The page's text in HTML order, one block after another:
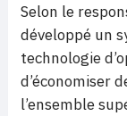
Selon le
développé un
technologie
d’économiser
l’ensemble